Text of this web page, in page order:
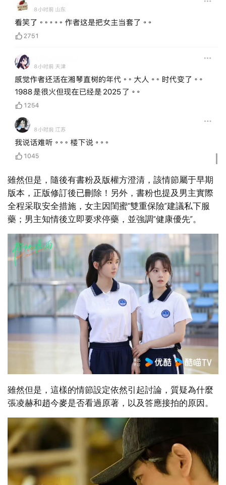
雖然但是，隨後有書粉及版權方澄清，該情節屬于早期
版本，正版修訂後已刪除！另外，書粉也提及男主實際
全程采取安全措施，女主因閨蜜“雙重保險”建議私下服
藥；男主知情後立即要求停藥，並強調“健康優先”。
雖然但是，這樣的情節設定依然引起討論，質疑為什麼
張凌赫和趙今麥是否看過原著，以及答應接拍的原因。